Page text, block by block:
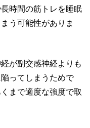
時間の筋トレを睡眠
う可能性がありま
が副交感神経よりも
ってしまうためで
まで適度な強度で取